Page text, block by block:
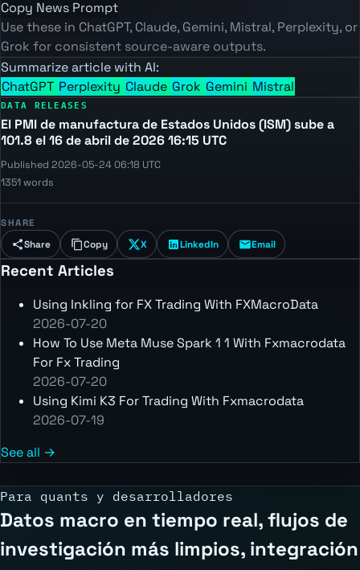
Copy News Prompt
Use these in ChatGPT, Claude, Gemini, Mistral, Perplexity, or
Grok for consistent source-aware outputs.
Summarize article with AI:
ChatGPT Perplexity Claude GrokGemini Mistral
DATA RELEASES
El PMI de manufactura de Estados Unidos (ISM) sube a
101.8 el 16 de abril de 2026 16:15 UTC
Published 2026-05-24 06:18 UTC
1351 words
SHARE
Share Copy X LinkedIn Email
Recent Articles
Using Inkling for FX Trading With FXMacroData
2026-07-20
How To Use Meta Muse Spark 1 1 With Fxmacrodata
For Fx Trading
2026-07-20
Using Kimi K3 For Trading With Fxmacrodata
2026-07-19
See all →
Para quants y desarrolladores
Datos macro en tiempo real, flujos de
investigación más limpios, integración